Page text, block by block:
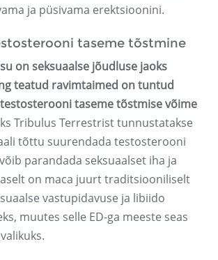
ja püsivama erektsioonini.
taseme tõstmine
on seksuaalse jõudluse jaoks
teatud ravimtaimed on tuntud
taseme tõstmise võime
Tribulus Terrestrist tunnustatakse
tõttu suurendada testosterooni
parandada seksuaalset iha ja
on maca juurt traditsiooniliselt
vastupidavuse ja libiido
muutes selle ED-ga meeste seas